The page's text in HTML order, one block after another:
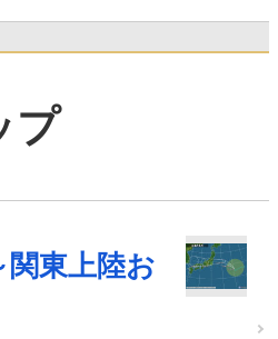
プ
関東上陸お